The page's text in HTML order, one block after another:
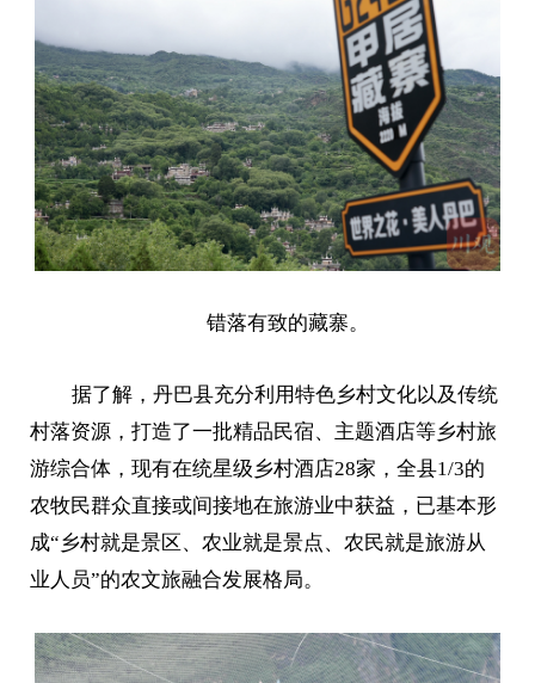
错落有致的藏寨。
据了解，丹巴县充分利用特色乡村文化以及传统
村落资源，打造了一批精品民宿、主题酒店等乡村旅
游综合体，现有在统星级乡村酒店28家，全县1/3的
农牧民群众直接或间接地在旅游业中获益，已基本形
成“乡村就是景区、农业就是景点、农民就是旅游从
业人员”的农文旅融合发展格局。